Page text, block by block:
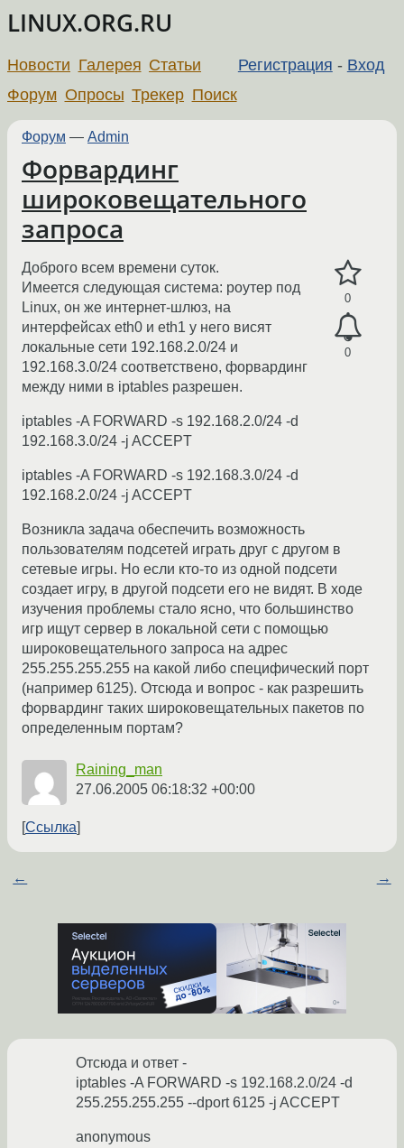
LINUX.ORG.RU
Регистрация - Вход
Новости Галерея Статьи
Форум Опросы Трекер Поиск
Форум — Admin
Форвардинг
широковещательного
запроса
0
0
Доброго всем времени суток.
Имеется следующая система: роутер под
Linux, он же интернет-шлюз, на
интерфейсах eth0 и eth1 у него висят
локальные сети 192.168.2.0/24 и
192.168.3.0/24 соответствено, форвардинг
между ними в iptables разрешен.
iptables -A FORWARD -s 192.168.2.0/24 -d
192.168.3.0/24 -j ACCEPT
iptables -A FORWARD -s 192.168.3.0/24 -d
192.168.2.0/24 -j ACCEPT
Возникла задача обеспечить возможность
пользователям подсетей играть друг с другом в
сетевые игры. Но если кто-то из одной подсети
создает игру, в другой подсети его не видят. В ходе
изучения проблемы стало ясно, что большинство
игр ищут сервер в локальной сети с помощью
широковещательного запроса на адрес
255.255.255.255 на какой либо специфический порт
(например 6125). Отсюда и вопрос - как разрешить
форвардинг таких широковещательных пакетов по
определенным портам?
Raining_man
27.06.2005 06:18:32 +00:00
Ссылка
← →
Отсюда и ответ -
iptables -A FORWARD -s 192.168.2.0/24 -d
255.255.255.255 --dport 6125 -j ACCEPT
anonymous